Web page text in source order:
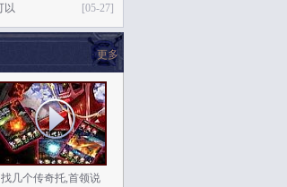
[05-27]
以
更多
找几个传奇托,首领说